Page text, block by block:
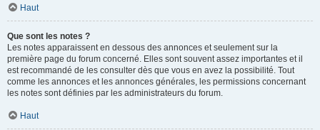
Haut
Que sont les notes ?
Les notes apparaissent en dessous des annonces et seulement sur la
première page du forum concerné. Elles sont souvent assez importantes et il
est recommandé de les consulter dès que vous en avez la possibilité. Tout
comme les annonces et les annonces générales, les permissions concernant
les notes sont définies par les administrateurs du forum.
Haut